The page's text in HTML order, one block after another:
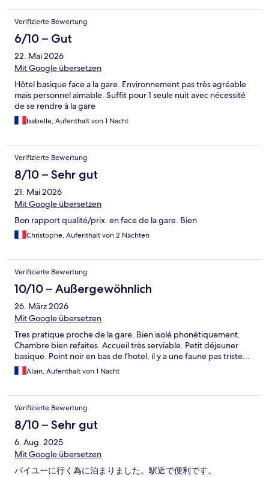
Verifizierte Bewertung
6/10 – Gut
22. Mai 2026
Mit Google übersetzen
Hôtel basique face a la gare. Environnement pas très agréable
mais personnel aimable. Suffit pour 1 seule nuit avec nécessité
de se rendre à la gare
Isabelle, Aufenthalt von 1 Nacht
Verifizierte Bewertung
8/10 – Sehr gut
21. Mai 2026
Mit Google übersetzen
Bon rapport qualité/prix. en face de la gare. Bien
Christophe, Aufenthalt von 2 Nächten
Verifizierte Bewertung
10/10 – Außergewöhnlich
26. März 2026
Mit Google übersetzen
Tres pratique proche de la gare. Bien isolé phonétiquement.
Chambre bien refaites. Accueil très serviable. Petit déjeuner
basique. Point noir en bas de l'hotel, il y a une faune pas triste...
Alain, Aufenthalt von 1 Nacht
Verifizierte Bewertung
8/10 – Sehr gut
6. Aug. 2025
Mit Google übersetzen
バイユーに行く為に泊まりました。駅近で便利です。